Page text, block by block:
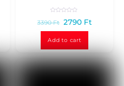
a
e
0
u
t
o
3390Ft 2790 Ft
Add to cart